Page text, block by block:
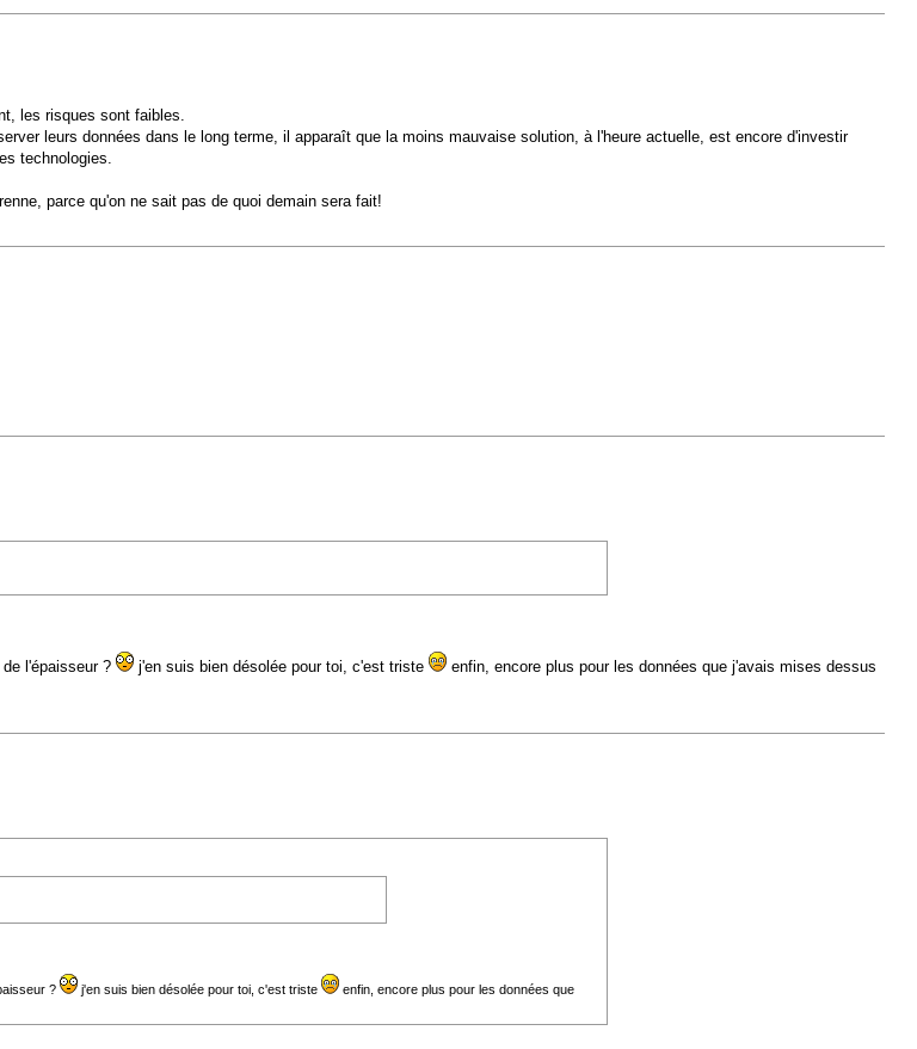
les risques sont faibles.
leurs données dans le long terme, il apparaît que la moins mauvaise solution, à l'heure actuelle, est encore d'investir
technologies.
parce qu'on ne sait pas de quoi demain sera fait!
l'épaisseur ? j'en suis bien désolée pour toi, c'est triste
enfin, encore plus pour les données que j'avais mises dessus
? j'en suis bien désolée pour toi, c'est triste
enfin, encore plus pour les données que